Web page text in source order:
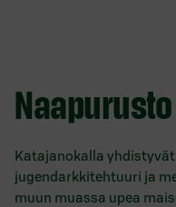
Katajanokalla
jugendarkkitehtuuri ja
muun muassa upea